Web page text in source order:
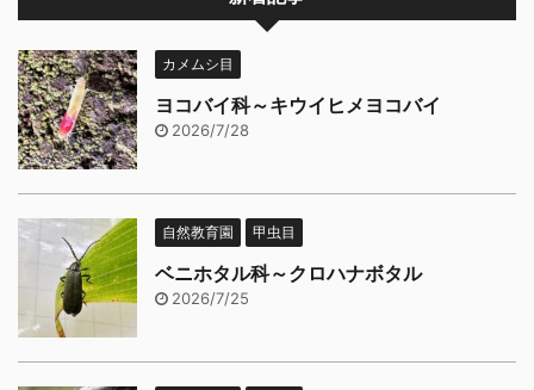
カメムシ目
ヨコバイ科～キウイヒメヨコバイ
2026/7/28
自然教育園 甲虫目
ベニホタル科～クロハナボタル
2026/7/25